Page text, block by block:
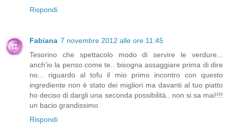
Rispondi
Fabiana 7 novembre 2012 alle ore 11:45
Tesorino che spettacolo modo di servire le verdure...
anch'io la penso come te.. bisogna assaggiare prima di dire
no... riguardo al tofu il mio primo incontro con questo
ingrediente non è stato dei migliori ma davanti al tuo piatto
ho deciso di dargli una seconda possibilità.. non si sa mai!!!!
un bacio grandissimo
Rispondi